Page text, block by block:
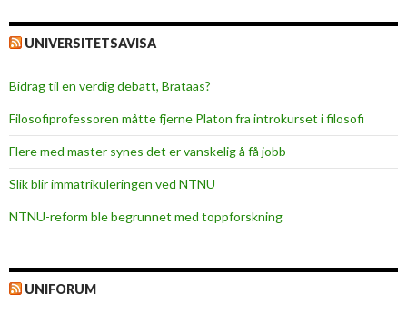
UNIVERSITETSAVISA
Bidrag til en verdig debatt, Brataas?
Filosofiprofessoren måtte fjerne Platon fra introkurset i filosofi
Flere med master synes det er vanskelig å få jobb
Slik blir immatrikuleringen ved NTNU
NTNU-reform ble begrunnet med toppforskning
UNIFORUM